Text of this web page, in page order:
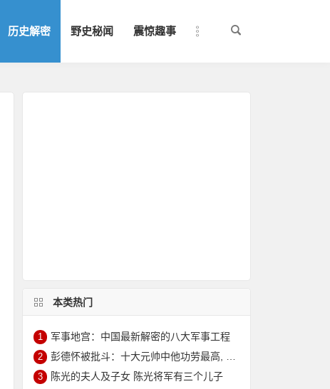
历史解密 野史秘闻 震惊趣事
本类热门
1 军事地宫：中国最新解密的八大军事工程
2 彭德怀被批斗：十大元帅中他功劳最高, 却被批斗最惨8年囚禁生活
3 陈光的夫人及子女 陈光将军有三个儿子